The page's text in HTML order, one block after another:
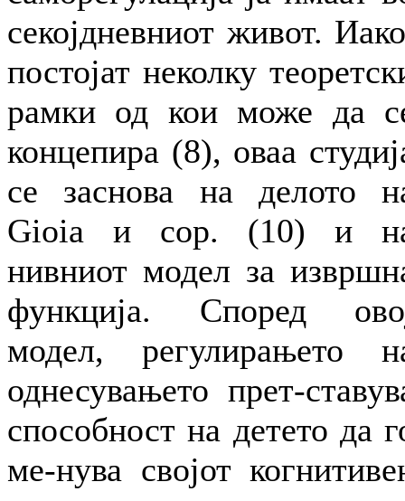
секојдневниот живот.
постојат неколку
рамки од кои може да
концепира (8), оваа
се заснова на делото
Gioia и сор. (10) и
нивниот модел за
функција. Според
модел, регулирањето
однесувањето прет-
способност на детето да
ме-нува својот